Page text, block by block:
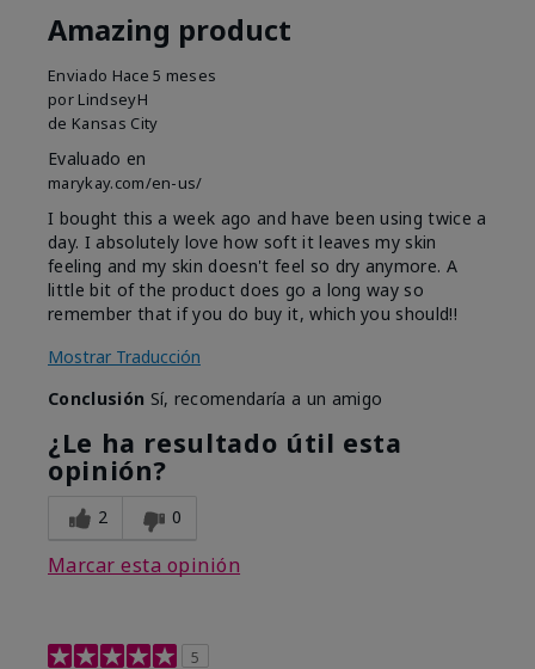
Amazing product
Enviado Hace 5 meses
por LindseyH
de Kansas City
Evaluado en
marykay.com/en-us/
I bought this a week ago and have been using twice a
day. I absolutely love how soft it leaves my skin
feeling and my skin doesn't feel so dry anymore. A
little bit of the product does go a long way so
remember that if you do buy it, which you should!!
Mostrar Traducción
Conclusión Sí, recomendaría a un amigo
¿Le ha resultado útil esta
opinión?
2 0
Marcar esta opinión
5